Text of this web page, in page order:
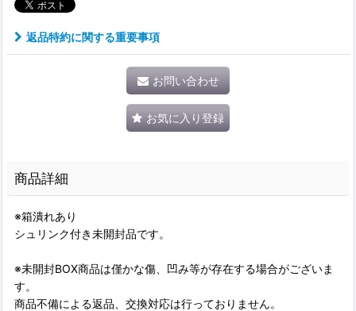
返品特約に関する重要事項
お問い合わせ
お気に入り登録
商品詳細
※箱潰れあり
シュリンク付き未開封品です。
※未開封BOX商品は僅かな傷、凹み等が存在する場合がございま
す。
商品不備による返品、交換対応は行っておりません。